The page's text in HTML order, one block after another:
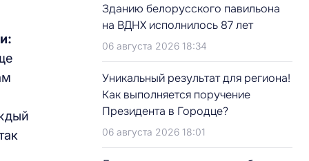
Зданию белорусского павильона
на ВДНХ исполнилось 87 лет
06 августа 2026 18:34
Уникальный результат для региона!
Как выполняется поручение
Президента в Городце?
06 августа 2026 18:01